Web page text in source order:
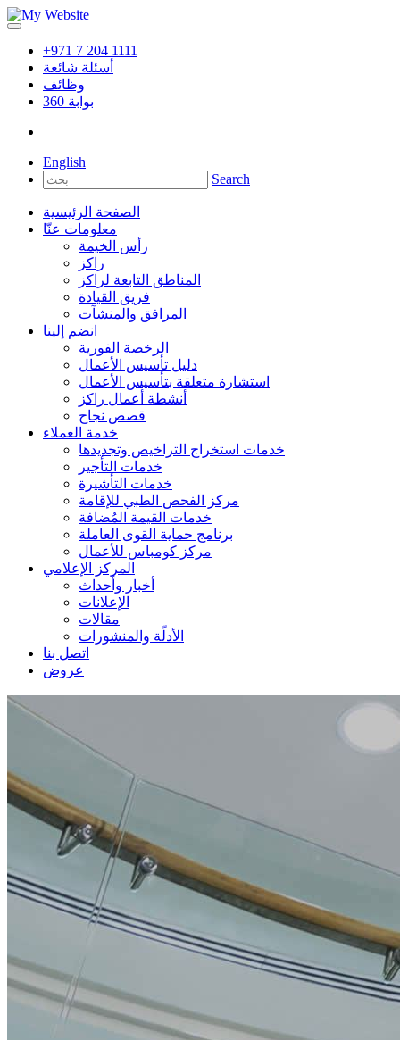
+971 7 204 1111
أسئلة شائعة
وظائف
360 بوابة
English
Search
الصفحة الرئيسية
معلومات عنّا
رأس الخيمة
راكز
المناطق التابعة لراكز
فريق القيادة
المرافق والمنشآت
انضم إلينا
الرخصة الفورية
دليل تأسيس الأعمال
استشارة متعلقة بتأسيس الأعمال
أنشطة أعمال راكز
قصص نجاح
خدمة العملاء
خدمات استخراج التراخيص وتجديدها
خدمات التأجير
خدمات التأشيرة
مركز الفحص الطبي للإقامة
خدمات القيمة المُضافة
برنامج حماية القوى العاملة
مركز كومباس للأعمال
المركز الإعلامي
أخبار وأحداث
الإعلانات
مقالات
الأدلّة والمنشورات
اتصل بنا
عروض